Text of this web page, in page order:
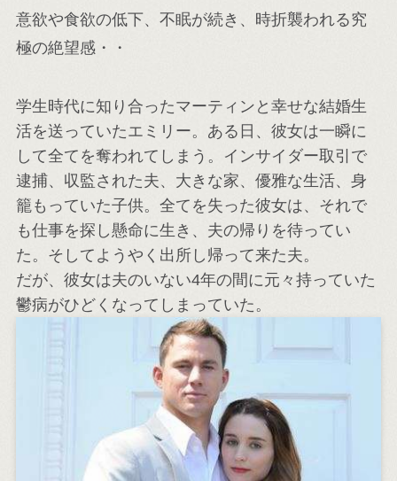
意欲や食欲の低下、不眠が続き、時折襲われる究
極の絶望感・・
学生時代に知り合ったマーティンと幸せな結婚生
活を送っていたエミリー。ある日、彼女は一瞬に
して全てを奪われてしまう。インサイダー取引で
逮捕、収監された夫、大きな家、優雅な生活、身
籠もっていた子供。全てを失った彼女は、それで
も仕事を探し懸命に生き、夫の帰りを待ってい
た。そしてようやく出所し帰って来た夫。
だが、彼女は夫のいない4年の間に元々持っていた
鬱病がひどくなってしまっていた。